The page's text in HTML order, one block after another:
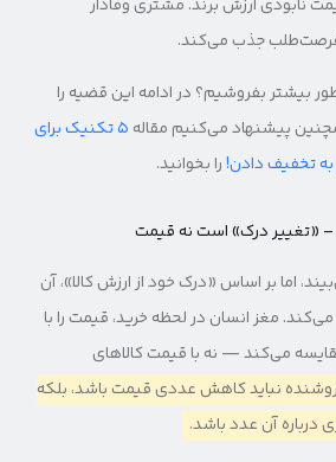
نابودی ارزش برند. مشتری وفادار
جذب می‌کند.
بیشتر بفروشیم؟ در ادامه این قضیه را
پیشنهاد می‌کنیم مقاله
۵ تکنیک برای
تخفیف دادن!را بخوانید.
«تغییر درک» است نه قیمت
اما بر اساس «درک خود از ارزش کالا»، آن
مغز انسان در لحظه خرید، قیمت را با
می‌کند — نه با قیمت کالاهای
نباید کاهش عددی قیمت باشد، بلکه
آن عدد باشد.